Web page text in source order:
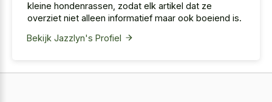
kleine hondenrassen, zodat elk artikel dat ze
overziet niet alleen informatief maar ook boeiend is.
Bekijk Jazzlyn's Profiel